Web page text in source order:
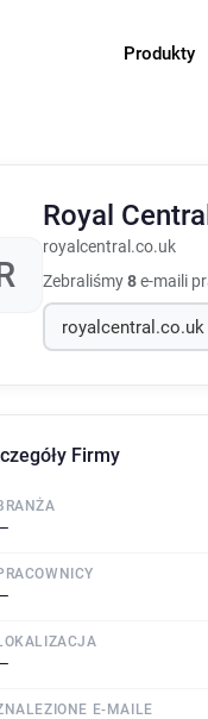
Produkty
Royal Central
royalcentral.co.uk
Zebraliśmy8e-maili
Firmy
E-MAILE